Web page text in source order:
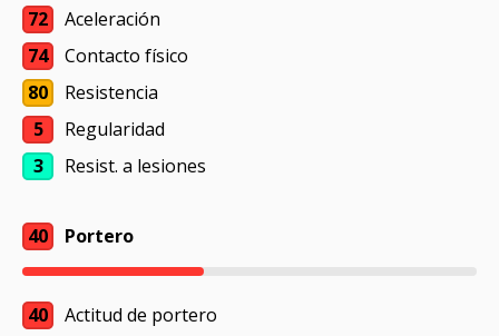
72
Aceleración
74
Contacto físico
80
Resistencia
5
Regularidad
3
Resist. a lesiones
40 Portero
40 Actitud de portero